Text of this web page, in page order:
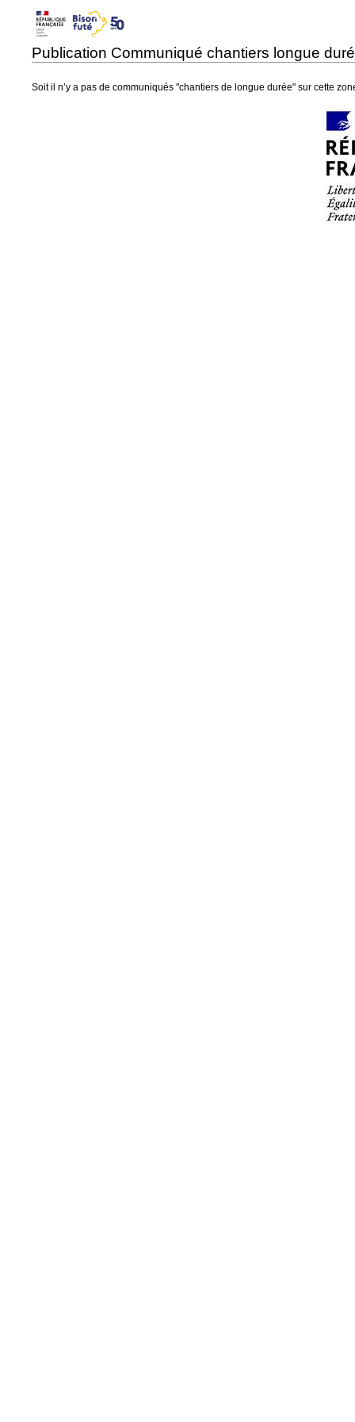
Publication Communiqué chantiers longue
Soit il n’y a pas de communiqués "chantiers de longue durée" sur cette